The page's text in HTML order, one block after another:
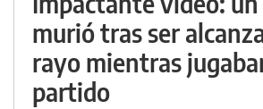
murió tras ser
rayo mientras
partido